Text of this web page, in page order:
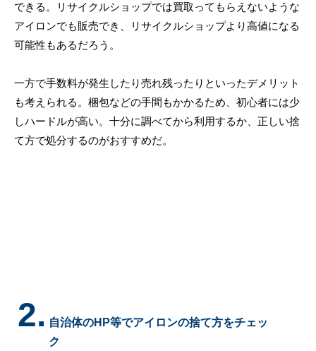
できる。リサイクルショップでは買取ってもらえないような
アイロンでも販売でき、リサイクルショップより高値になる
可能性もあるだろう。
一方で手数料が発生したり売れ残ったりといったデメリット
も考えられる。梱包などの手間もかかるため、初心者には少
しハードルが高い。十分に調べてから利用するか、正しい捨
て方で処分するのがおすすめだ。
2. 自治体のHP等でアイロンの捨て方をチェッ
ク